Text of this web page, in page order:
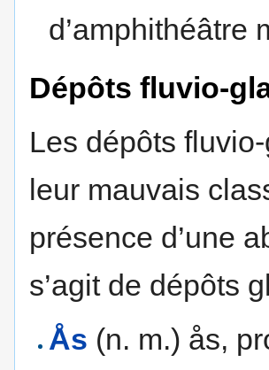
d’amphithéâtre
Dépôts fluvio-
Les dépôts
leur mauvais
présence d’une
s’agit de dépôts
Ås (n. m.) ås,